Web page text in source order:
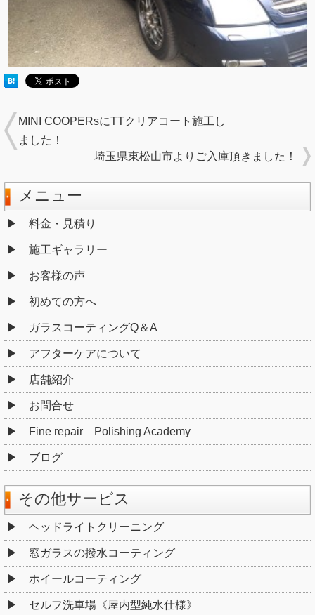
MINI COOPERsにTTクリアコート施工し
ました！
埼玉県東松山市よりご入庫頂きました！
メニュー
料金・見積り
施工ギャラリー
お客様の声
初めての方へ
ガラスコーティングQ＆A
アフターケアについて
店舗紹介
お問合せ
Fine repair Polishing Academy
ブログ
その他サービス
ヘッドライトクリーニング
窓ガラスの撥水コーティング
ホイールコーティング
セルフ洗車場《屋内型純水仕様》